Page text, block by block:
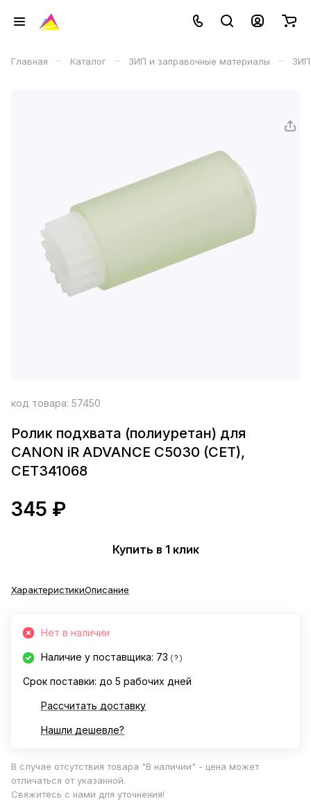
Главная – Каталог – ЗИП и заправочные материалы – ЗИП
код товара: 57450
Ролик подхвата (полиуретан) для
CANON iR ADVANCE C5030 (CET),
CET341068
345 ₽
Купить в 1 клик
ХарактеристикиОписание
Нет в наличии
Наличие у поставщика: 73 ?
Срок поставки: до 5 рабочих дней
Рассчитать доставку
Нашли дешевле?
В случае отсутствия товара "В наличии" - цена может
отличаться от указанной.
Свяжитесь с нами для уточнения!